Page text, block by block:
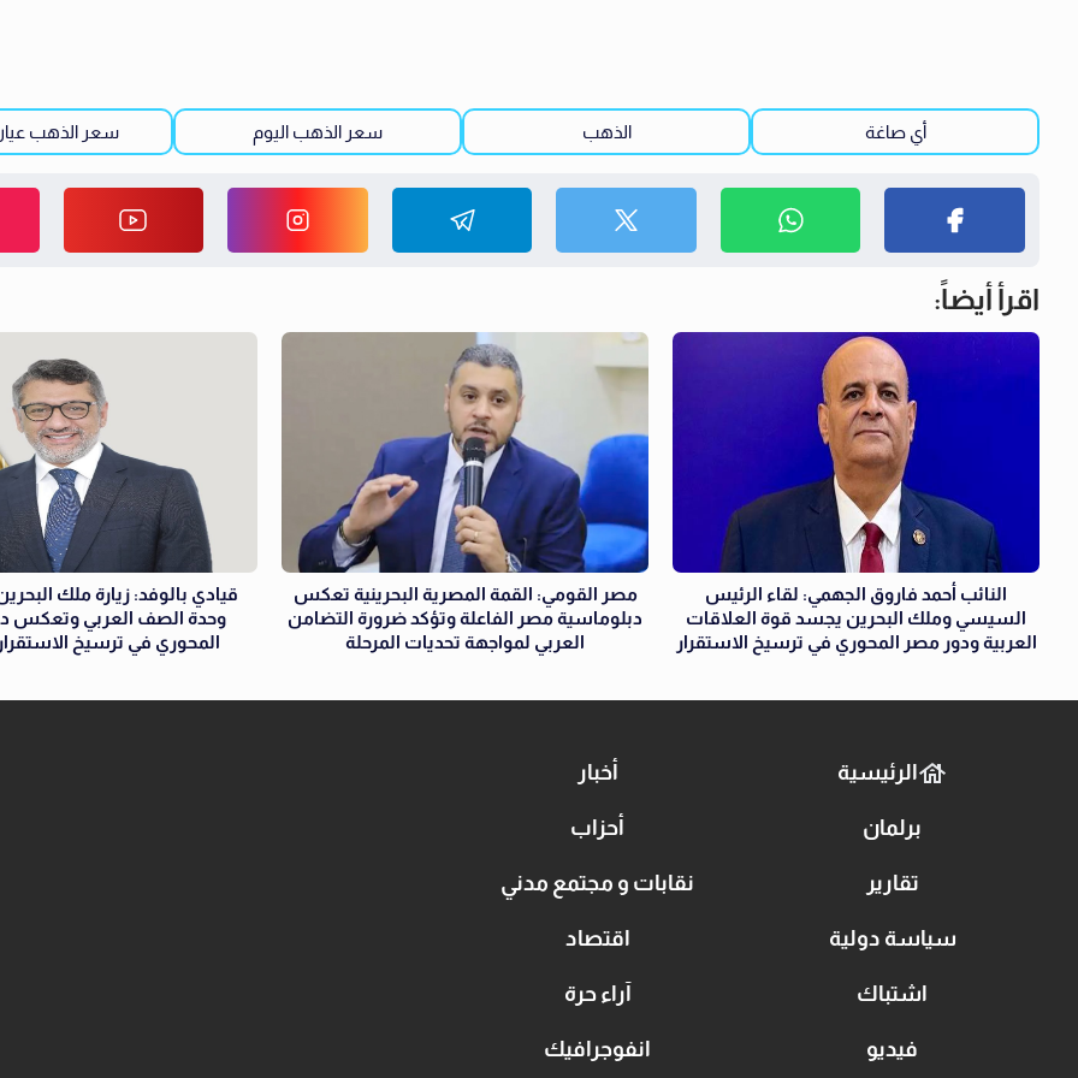
أي صاغة الذهب سعر الذهب اليوم سعر الذهب عيار 21
اقرأ أيضاً:
النائب أحمد فاروق الجهمي: لقاء الرئيس
السيسي وملك البحرين يجسد قوة العلاقات
العربية ودور مصر المحوري في ترسيخ الاستقرار
مصر القومي: القمة المصرية البحرينية تعكس
دبلوماسية مصر الفاعلة وتؤكد ضرورة التضامن
العربي لمواجهة تحديات المرحلة
قيادي بالوفد: زيارة ملك
وحدة الصف العربي وتعكس
المحوري في ترسيخ
الرئيسية أخبار
برلمان أحزاب
تقارير نقابات و مجتمع مدني
سياسة دولية اقتصاد
اشتباك آراء حرة
فيديو انفوجرافيك